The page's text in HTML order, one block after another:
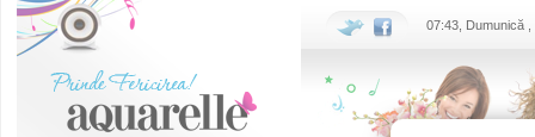
07:43, Dumunică ,